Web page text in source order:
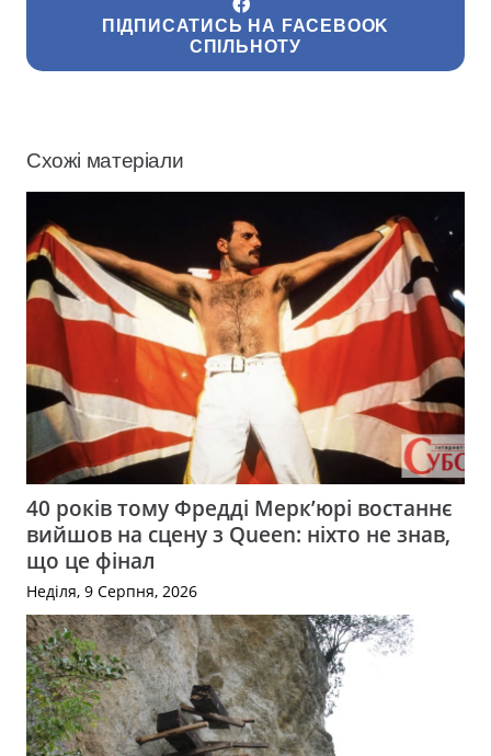
ПІДПИСАТИСЬ НА FACEBOOK
СПІЛЬНОТУ
Схожі матеріали
40 років тому Фредді Мерк’юрі востаннє
вийшов на сцену з Queen: ніхто не знав,
що це фінал
Неділя, 9 Серпня, 2026